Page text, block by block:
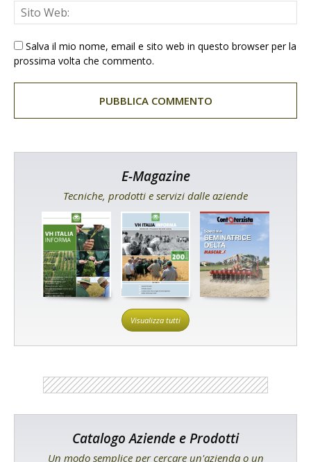
Salva il mio nome, email e sito web in questo browser per la
prossima volta che commento.
E-Magazine
Tecniche, prodotti e servizi dalle aziende
Visualizza tutti
Catalogo Aziende e Prodotti
Un modo semplice per cercare un'azienda o un